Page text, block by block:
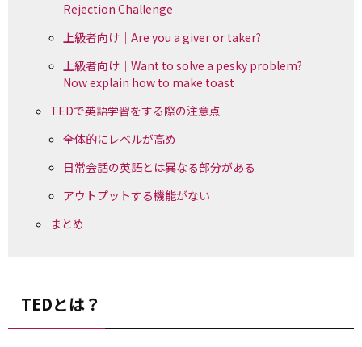
Rejection Challenge
上級者向け｜Are you a giver or taker?
上級者向け｜Want to solve a pesky problem?
Now explain how to make toast
TEDで英語学習をする際の注意点
全体的にレベルが高め
日常会話の英語とは異なる部分がある
アウトプットする機能がない
まとめ
TEDとは？